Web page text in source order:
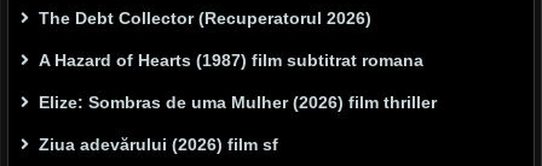
The Debt Collector (Recuperatorul 2026)
A Hazard of Hearts (1987) film subtitrat romana
Elize: Sombras de uma Mulher (2026) film thriller
Ziua adevărului (2026) film sf